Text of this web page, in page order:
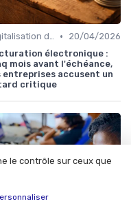
Digitalisation des procédures •
20/04/2026
électronique :
mois avant l'échéance,
entreprises accusent un
critique
le contrôle sur ceux que